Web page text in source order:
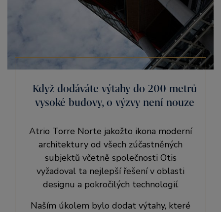
Když dodáváte výtahy do 200 metrů
vysoké budovy, o výzvy není nouze
Atrio Torre Norte jakožto ikona moderní
architektury od všech zúčastněných
subjektů včetně společnosti Otis
vyžadoval ta nejlepší řešení v oblasti
designu a pokročilých technologií.
Naším úkolem bylo dodat výtahy, které